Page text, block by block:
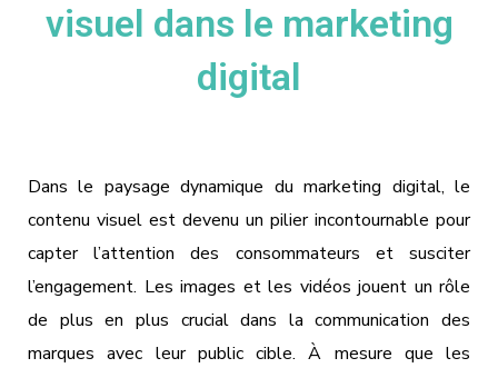
visuel dans le marketing
digital
Dans le paysage dynamique du marketing digital, le
contenu visuel est devenu un pilier incontournable pour
capter l’attention des consommateurs et susciter
l’engagement. Les images et les vidéos jouent un rôle
de plus en plus crucial dans la communication des
marques avec leur public cible. À mesure que les